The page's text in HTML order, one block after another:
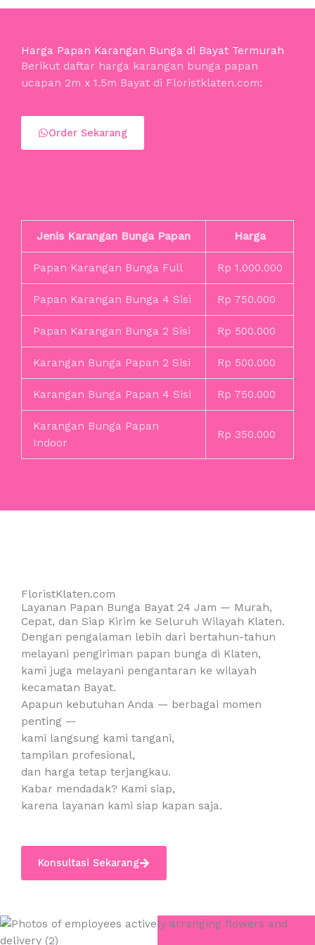
Jenis Karangan Bunga Papan Harga
Papan Karangan Bunga Full Rp 1.000.000
Papan Karangan Bunga 4 Sisi Rp 750.000
Papan Karangan Bunga 2 Sisi Rp 500.000
Karangan Bunga Papan 2 Sisi Rp 500.000
Karangan Bunga Papan 4 Sisi Rp 750.000
Karangan Bunga Papan
Indoor
Rp 350.000
Harga Papan Karangan Bunga di Bayat Termurah
Berikut daftar harga karangan bunga papan
ucapan 2m x 1.5m Bayat di Floristklaten.com:
Order Sekarang
FloristKlaten.com
Layanan Papan Bunga Bayat 24 Jam — Murah,
Cepat, dan Siap Kirim ke Seluruh Wilayah Klaten.
Dengan pengalaman lebih dari bertahun-tahun
melayani pengiriman papan bunga di Klaten,
kami juga melayani pengantaran ke wilayah
kecamatan Bayat.
Apapun kebutuhan Anda — berbagai momen
penting —
kami langsung kami tangani,
tampilan profesional,
dan harga tetap terjangkau.
Kabar mendadak? Kami siap,
karena layanan kami siap kapan saja.
Konsultasi Sekarang